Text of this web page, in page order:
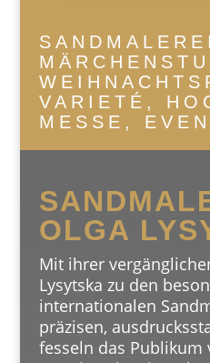
VARIETÉ,
MESSE,
OLGA
Mit ihrer
Lysytska zu den
internationalen
präzisen,
fesseln das